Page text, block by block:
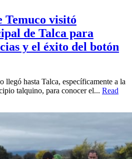
visitó
de Talca para
y el éxito del botón
llegó hasta Talca, específicamente a la
talquino, para conocer el... Read